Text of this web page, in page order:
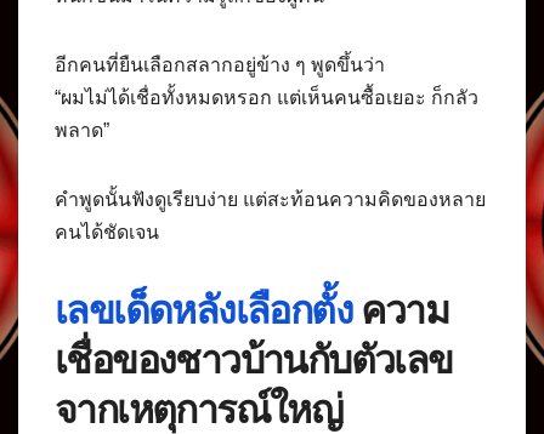
อีกคนที่ยืนเลือกสลากอยู่ข้าง ๆ พูดขึ้นว่า
“ผมไม่ได้เชื่อทั้งหมดหรอก แต่เห็นคนซื้อเยอะ ก็กลัว
พลาด”
คำพูดนั้นฟังดูเรียบง่าย แต่สะท้อนความคิดของหลาย
คนได้ชัดเจน
เลขเด็ดหลังเลือกตั้งความ
เชื่อของชาวบ้านกับตัวเลข
จากเหตุการณ์ใหญ่